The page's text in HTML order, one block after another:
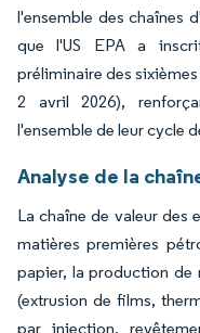
l'ensemble des chaînes
que l'US EPA a
préliminaire des
2 avril 2026),
l'ensemble de leur cycle
Analyse de la
La chaîne de valeur des
matières premières
papier, la production de
(extrusion de films,
par injection,